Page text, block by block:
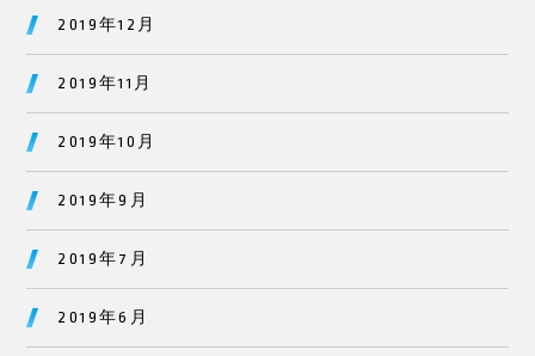
2019年12月
2019年11月
2019年10月
2019年9月
2019年7月
2019年6月